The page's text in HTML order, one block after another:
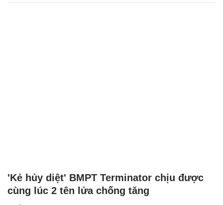
'Kẻ hủy diệt' BMPT Terminator chịu được
cùng lúc 2 tên lửa chống tăng